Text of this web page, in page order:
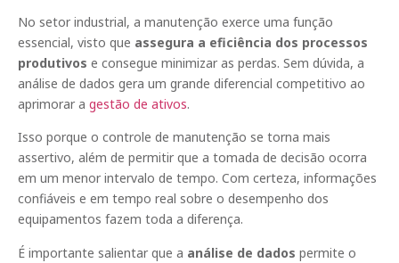
No setor industrial, a manutenção exerce uma função
essencial, visto que assegura a eficiência dos processos
produtivos e consegue minimizar as perdas. Sem dúvida, a
análise de dados gera um grande diferencial competitivo ao
aprimorar a gestão de ativos.
Isso porque o controle de manutenção se torna mais
assertivo, além de permitir que a tomada de decisão ocorra
em um menor intervalo de tempo. Com certeza, informações
confiáveis e em tempo real sobre o desempenho dos
equipamentos fazem toda a diferença.
É importante salientar que a análise de dados permite o